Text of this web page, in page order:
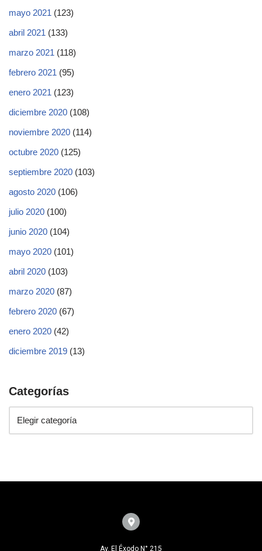
mayo 2021 (123)
abril 2021 (133)
marzo 2021 (118)
febrero 2021 (95)
enero 2021 (123)
diciembre 2020 (108)
noviembre 2020 (114)
octubre 2020 (125)
septiembre 2020 (103)
agosto 2020 (106)
julio 2020 (100)
junio 2020 (104)
mayo 2020 (101)
abril 2020 (103)
marzo 2020 (87)
febrero 2020 (67)
enero 2020 (42)
diciembre 2019 (13)
Categorías
Av. El Éxodo N° 215